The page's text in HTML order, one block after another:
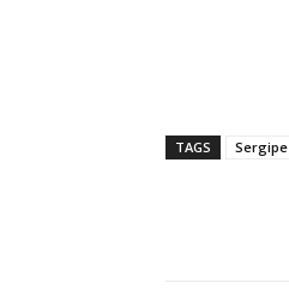
TAGS Sergipe